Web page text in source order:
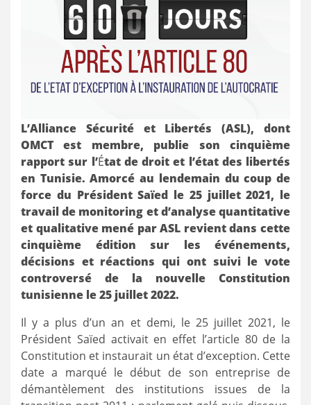
L’Alliance Sécurité et Libertés (ASL), dont
OMCT est membre, publie son cinquième
rapport sur l’État de droit et l’état des libertés
en Tunisie. Amorcé au lendemain du coup de
force du Président Saïed le 25 juillet 2021, le
travail de monitoring et d’analyse quantitative
et qualitative mené par ASL revient dans cette
cinquième édition sur les événements,
décisions et réactions qui ont suivi le vote
controversé de la nouvelle Constitution
tunisienne le 25 juillet 2022.
Il y a plus d’un an et demi, le 25 juillet 2021, le
Président Saïed activait en effet l’article 80 de la
Constitution et instaurait un état d’exception. Cette
date a marqué le début de son entreprise de
démantèlement des institutions issues de la